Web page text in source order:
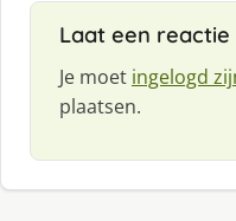
Laat een
Je moet ingelogd
plaatsen.